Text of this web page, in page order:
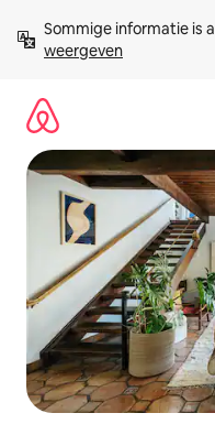
direct
naar
Sommige informatie is
weergeven